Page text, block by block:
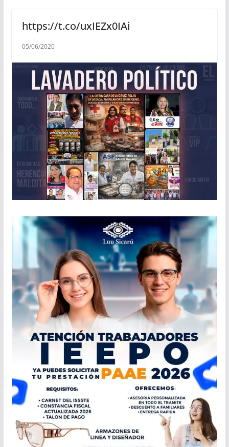
https://t.co/uxIEZx0IAi
05/06/2020